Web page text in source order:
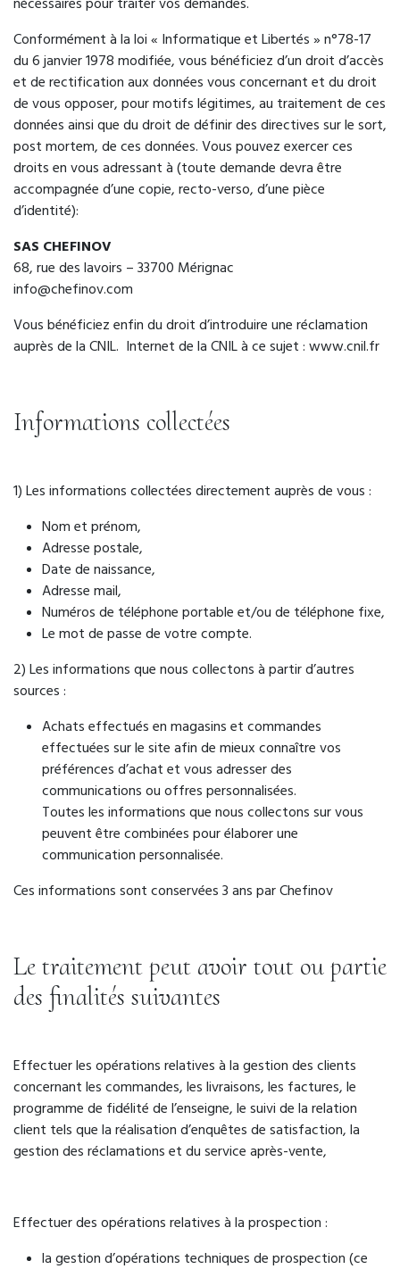
Conformément à la loi « Informatique et Libertés » n°78-17
du 6 janvier 1978 modifiée, vous bénéficiez d’un droit d’accès
et de rectification aux données vous concernant et du droit
de vous opposer, pour motifs légitimes, au traitement de ces
données ainsi que du droit de définir des directives sur le sort,
post mortem, de ces données. Vous pouvez exercer ces
droits en vous adressant à (toute demande devra être
accompagnée d’une copie, recto-verso, d’une pièce
d’identité):
SAS CHEFINOV
68, rue des lavoirs – 33700 Mérignac
info@chefinov.com
Vous bénéficiez enfin du droit d’introduire une réclamation
auprès de la CNIL. Internet de la CNIL à ce sujet : www.cnil.fr
Informations collectées
1) Les informations collectées directement auprès de vous :
Nom et prénom,
Adresse postale,
Date de naissance,
Adresse mail,
Numéros de téléphone portable et/ou de téléphone fixe,
Le mot de passe de votre compte.
2) Les informations que nous collectons à partir d’autres
sources :
Achats effectués en magasins et commandes
effectuées sur le site afin de mieux connaître vos
préférences d’achat et vous adresser des
communications ou offres personnalisées.
Toutes les informations que nous collectons sur vous
peuvent être combinées pour élaborer une
communication personnalisée.
Ces informations sont conservées 3 ans par Chefinov
Le traitement peut avoir tout ou partie
des finalités suivantes
Effectuer les opérations relatives à la gestion des clients
concernant les commandes, les livraisons, les factures, le
programme de fidélité de l’enseigne, le suivi de la relation
client tels que la réalisation d’enquêtes de satisfaction, la
gestion des réclamations et du service après-vente,
Effectuer des opérations relatives à la prospection :
la gestion d’opérations techniques de prospection (ce